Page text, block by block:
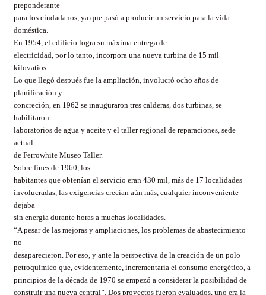
preponderante
para los ciudadanos, ya que pasó a producir un servicio para la vida
doméstica.
En 1954, el edificio logra su máxima entrega de
electricidad, por lo tanto, incorpora una nueva turbina de 15 mil
kilovatios.
Lo que llegó después fue la ampliación, involucró ocho años de
planificación y
concreción, en 1962 se inauguraron tres calderas, dos turbinas, se
habilitaron
laboratorios de agua y aceite y el taller regional de reparaciones, sede
actual
de Ferrowhite Museo Taller.
Sobre fines de 1960, los
habitantes que obtenían el servicio eran 430 mil, más de 17 localidades
involucradas, las exigencias crecían aún más, cualquier inconveniente
dejaba
sin energía durante horas a muchas localidades.
“A pesar de las mejoras y ampliaciones, los problemas de abastecimiento
no
desaparecieron. Por eso, y ante la perspectiva de la creación de un polo
petroquímico que, evidentemente, incrementaría el consumo energético, a
principios de la década de 1970 se empezó a considerar la posibilidad de
construir una nueva central”. Dos proyectos fueron evaluados, uno era la